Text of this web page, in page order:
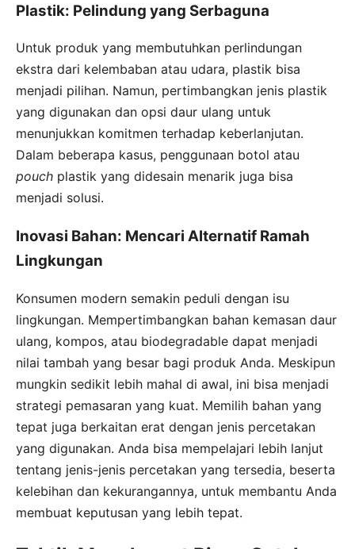
Plastik: Pelindung yang Serbaguna
Untuk produk yang membutuhkan perlindungan
ekstra dari kelembaban atau udara, plastik bisa
menjadi pilihan. Namun, pertimbangkan jenis plastik
yang digunakan dan opsi daur ulang untuk
menunjukkan komitmen terhadap keberlanjutan.
Dalam beberapa kasus, penggunaan botol atau
pouch plastik yang didesain menarik juga bisa
menjadi solusi.
Inovasi Bahan: Mencari Alternatif Ramah
Lingkungan
Konsumen modern semakin peduli dengan isu
lingkungan. Mempertimbangkan bahan kemasan daur
ulang, kompos, atau biodegradable dapat menjadi
nilai tambah yang besar bagi produk Anda. Meskipun
mungkin sedikit lebih mahal di awal, ini bisa menjadi
strategi pemasaran yang kuat. Memilih bahan yang
tepat juga berkaitan erat dengan jenis percetakan
yang digunakan. Anda bisa mempelajari lebih lanjut
tentang jenis-jenis percetakan yang tersedia, beserta
kelebihan dan kekurangannya, untuk membantu Anda
membuat keputusan yang lebih tepat.